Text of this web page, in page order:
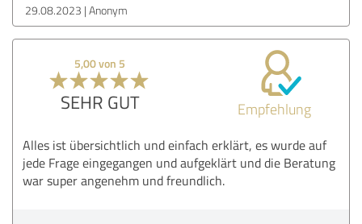
29.08.2023 Anonym
5,00 von 5
SEHR GUT Empfehlung
Alles ist übersichtlich und einfach erklärt, es wurde auf
jede Frage eingegangen und aufgeklärt und die Beratung
war super angenehm und freundlich.